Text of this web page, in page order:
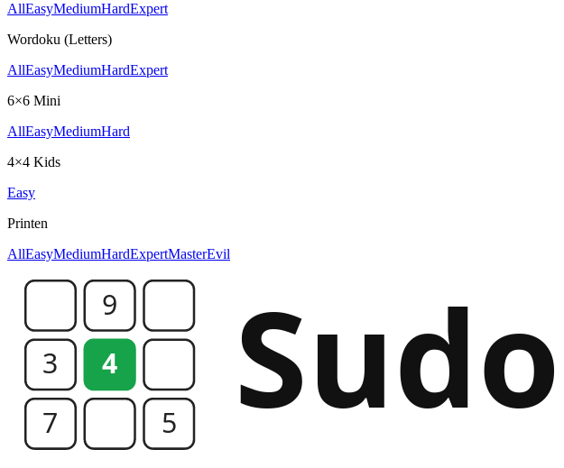
AllEasyMediumHardExpert
Wordoku (Letters)
AllEasyMediumHardExpert
6×6 Mini
AllEasyMediumHard
4×4 Kids
Easy
Printen
AllEasyMediumHardExpertMasterEvil